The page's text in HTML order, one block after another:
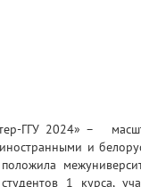
ГГУ 2024» –
и
1 курса,